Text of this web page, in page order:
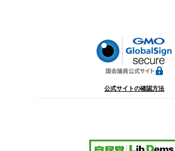
公式サイトの確認方法